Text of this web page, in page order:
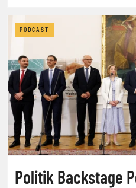
PODCAST
Politik Backstage